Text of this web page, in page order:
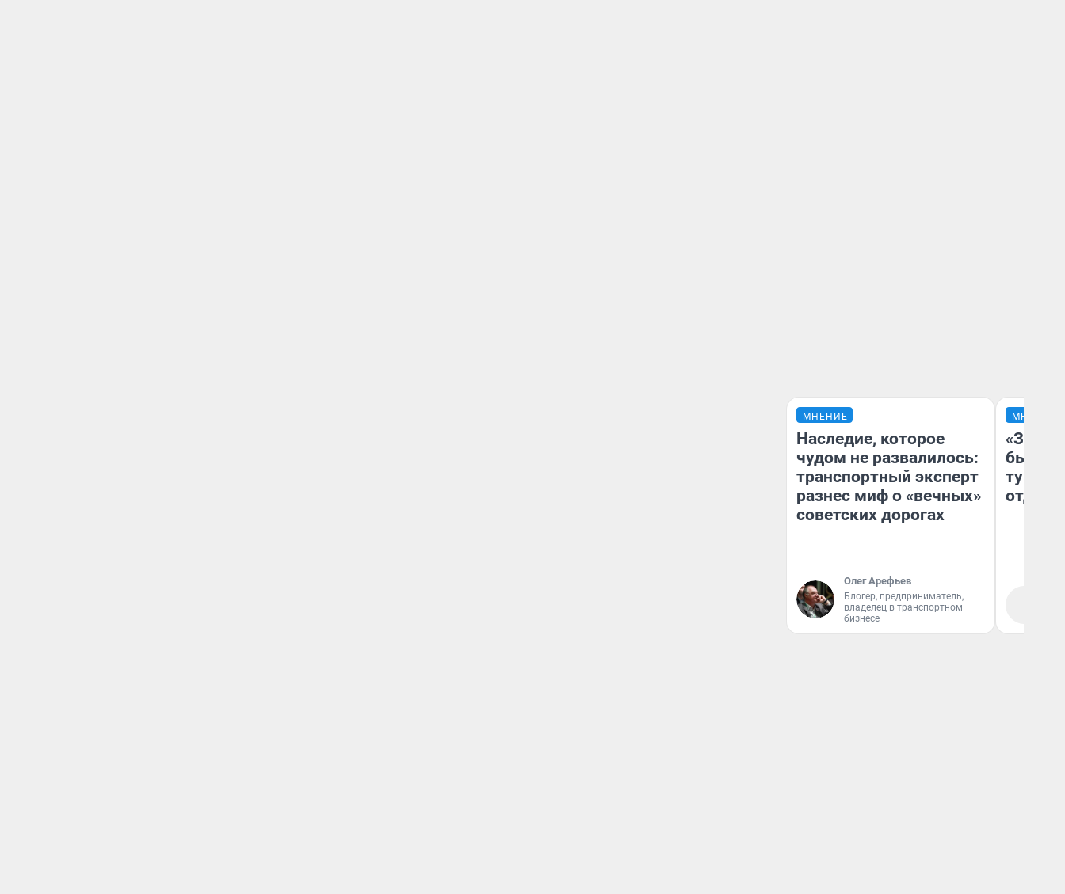
МНЕНИЕ
Наследие, которое
чудом не развалилось:
транспортный эксперт
разнес миф о «вечных»
советских дорогах
Олег Арефьев
Блогер, предприниматель,
владелец в транспортном
бизнесе
МНЕНИЕ
«За
были